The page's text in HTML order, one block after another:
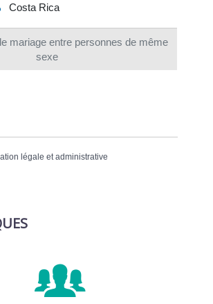
mariage entre personnes de même
sexe
Costa Rica
légale et administrative